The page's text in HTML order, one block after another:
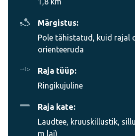
Märgistus:
Pole tähistatud, kuid rajal
orienteeruda
Raja tüüp:
Ringikujuline
Raja kate:
Laudtee, kruuskillustik,
m lai)